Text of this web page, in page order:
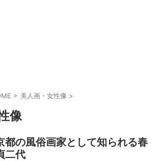
> 美人画・女性像 >
像
都の風俗画家として知られる春
二代